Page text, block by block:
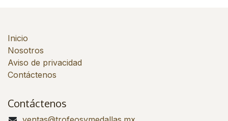
Inicio
Nosotros
Aviso de privacidad
Contáctenos
Contáctenos